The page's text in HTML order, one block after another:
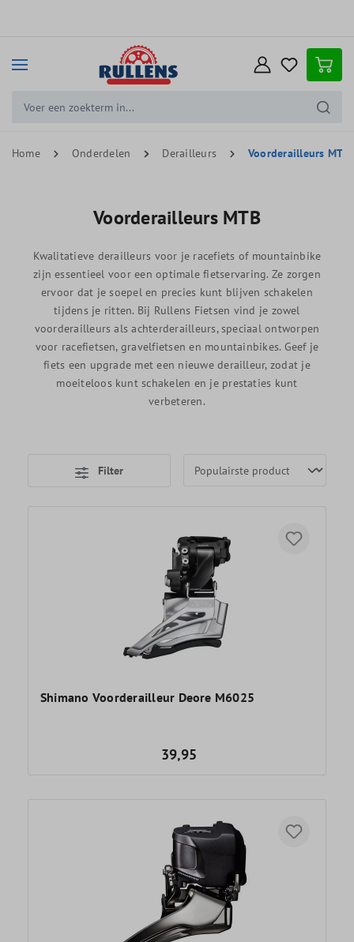
Home Onderdelen Derailleurs Voorderailleurs MTB
Voorderailleurs MTB
Kwalitatieve derailleurs voor je racefiets of mountainbike
zijn essentieel voor een optimale fietservaring. Ze zorgen
ervoor dat je soepel en precies kunt blijven schakelen
tijdens je ritten. Bij Rullens Fietsen vind je zowel
voorderailleurs als achterderailleurs, speciaal ontworpen
voor racefietsen, gravelfietsen en mountainbikes. Geef je
fiets een upgrade met een nieuwe derailleur, zodat je
moeiteloos kunt schakelen en je prestaties kunt
verbeteren.
Filter
Shimano Voorderailleur Deore M6025
39,95